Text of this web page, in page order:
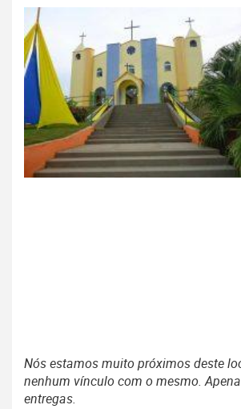
Nós estamos muito próximos deste
nenhum vínculo com o mesmo.
entregas.